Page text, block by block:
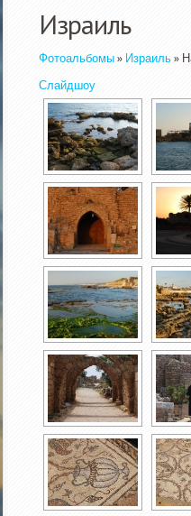
Израиль
Фотоальбомы » Израиль »
Слайдшоу